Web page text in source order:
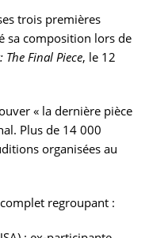
trois premières
sa composition lors de
The Final Piece, le 12
« la dernière pièce
Plus de 14 000
organisées au
regroupant :